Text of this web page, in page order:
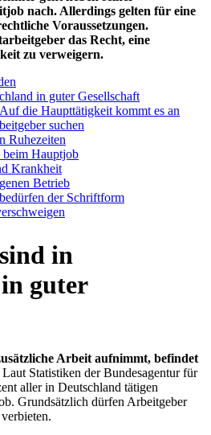
nach. Allerdings gelten für eine
Voraussetzungen.
das Recht, eine
zu verweigern.
in guter Gesellschaft
die Haupttätigkeit kommt es an
suchen
Ruhezeiten
Hauptjob
Krankheit
Betrieb
der Schriftform
in
guter
Arbeit aufnimmt, befindet
Laut Statistiken der Bundesagentur für
aller in Deutschland tätigen
Grundsätzlich dürfen Arbeitgeber